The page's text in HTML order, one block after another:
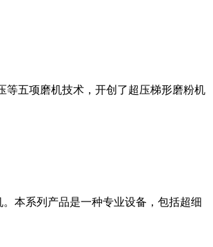
等五项磨机技术，开创了超压梯形磨粉机
本系列产品是一种专业设备，包括超细